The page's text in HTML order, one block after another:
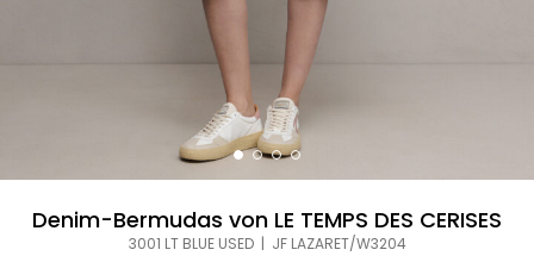
Denim-Bermudas von LE TEMPS DES CERISES
3001 LT BLUE USED | JF LAZARET/W3204